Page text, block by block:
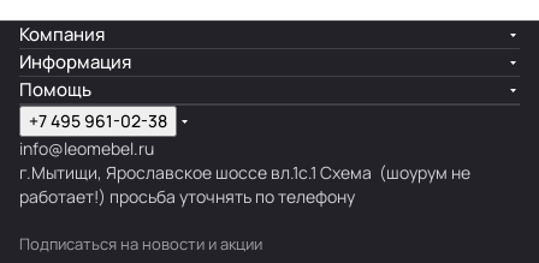
Компания
Информация
Помощь
+7 495 961-02-38
info@leomebel.ru
г.Мытищи, Ярославское шоссе вл.1с.1 Схема (шоурум не
работает!) просьба уточнять по телефону
Подписаться на новости и акции